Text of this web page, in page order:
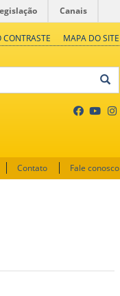
Canais
CONTRASTE MAPA DO SITE
Contato Fale conosco